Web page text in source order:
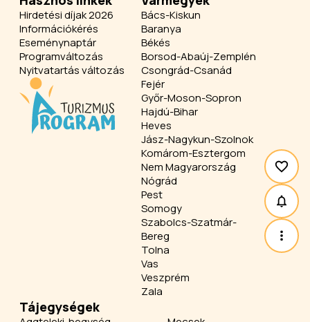
Hirdetési díjak 2026
Információkérés
Eseménynaptár
Programváltozás
Nyitvatartás változás
Bács-Kiskun
Baranya
Békés
Borsod-Abaúj-Zemplén
Csongrád-Csanád
Fejér
Győr-Moson-Sopron
Hajdú-Bihar
Heves
Jász-Nagykun-Szolnok
Komárom-Esztergom
Nem Magyarország
Nógrád
Pest
Somogy
Szabolcs-Szatmár-
Bereg
Tolna
Vas
Veszprém
Zala
Tájegységek